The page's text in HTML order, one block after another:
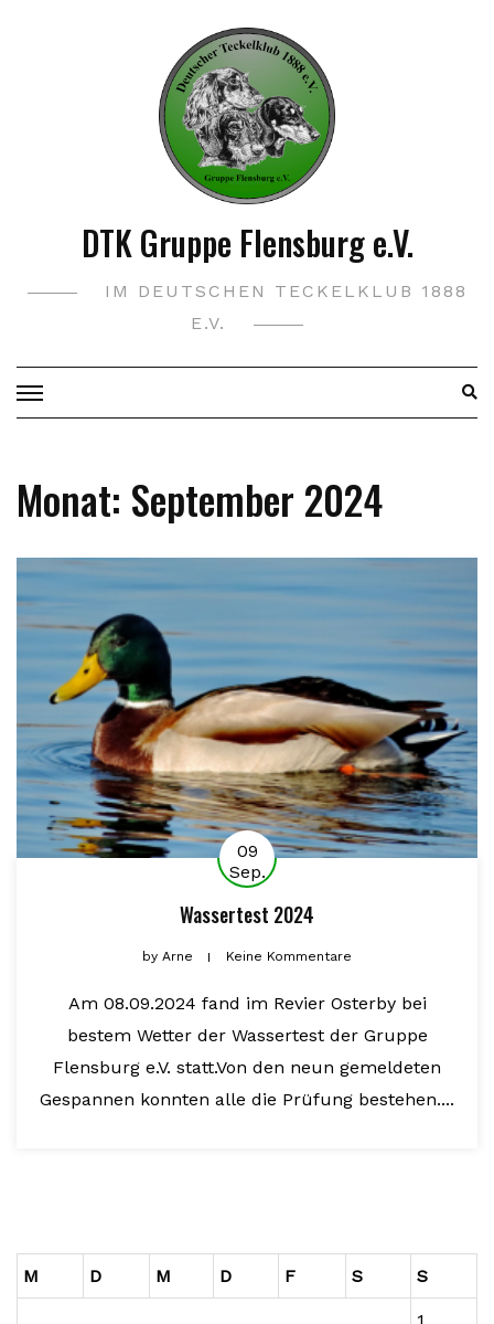
DTK Gruppe Flensburg e.V.
IM DEUTSCHEN TECKELKLUB 1888
E.V.
Monat: September 2024
09
Sep.
Wassertest 2024
by Arne Keine Kommentare
Am 08.09.2024 fand im Revier Osterby bei
bestem Wetter der Wassertest der Gruppe
Flensburg e.V. statt.Von den neun gemeldeten
Gespannen konnten alle die Prüfung bestehen....
M D M D F S S
1